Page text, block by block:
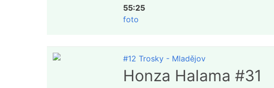
55:25
foto
#12 Trosky - Mladějov
Honza Halama #31